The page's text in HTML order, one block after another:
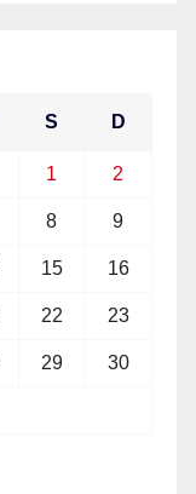
S D
1 2
8 9
15 16
22 23
29 30